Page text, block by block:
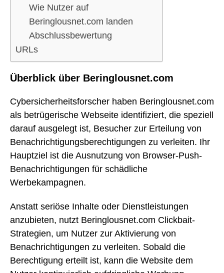
Wie Nutzer auf
Beringlousnet.com landen
Abschlussbewertung
URLs
Überblick über Beringlousnet.com
Cybersicherheitsforscher haben Beringlousnet.com
als betrügerische Webseite identifiziert, die speziell
darauf ausgelegt ist, Besucher zur Erteilung von
Benachrichtigungsberechtigungen zu verleiten. Ihr
Hauptziel ist die Ausnutzung von Browser-Push-
Benachrichtigungen für schädliche
Werbekampagnen.
Anstatt seriöse Inhalte oder Dienstleistungen
anzubieten, nutzt Beringlousnet.com Clickbait-
Strategien, um Nutzer zur Aktivierung von
Benachrichtigungen zu verleiten. Sobald die
Berechtigung erteilt ist, kann die Website dem